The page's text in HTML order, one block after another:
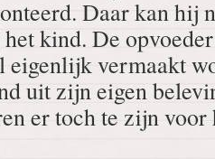
Daar kan hij
kind. De
eigenlijk vermaakt
uit zijn eigen
er toch te zijn